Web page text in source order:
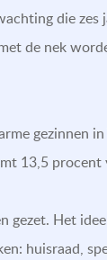
die zes
de nek
gezinnen
13,5 procent
gezet. Het
huisraad,